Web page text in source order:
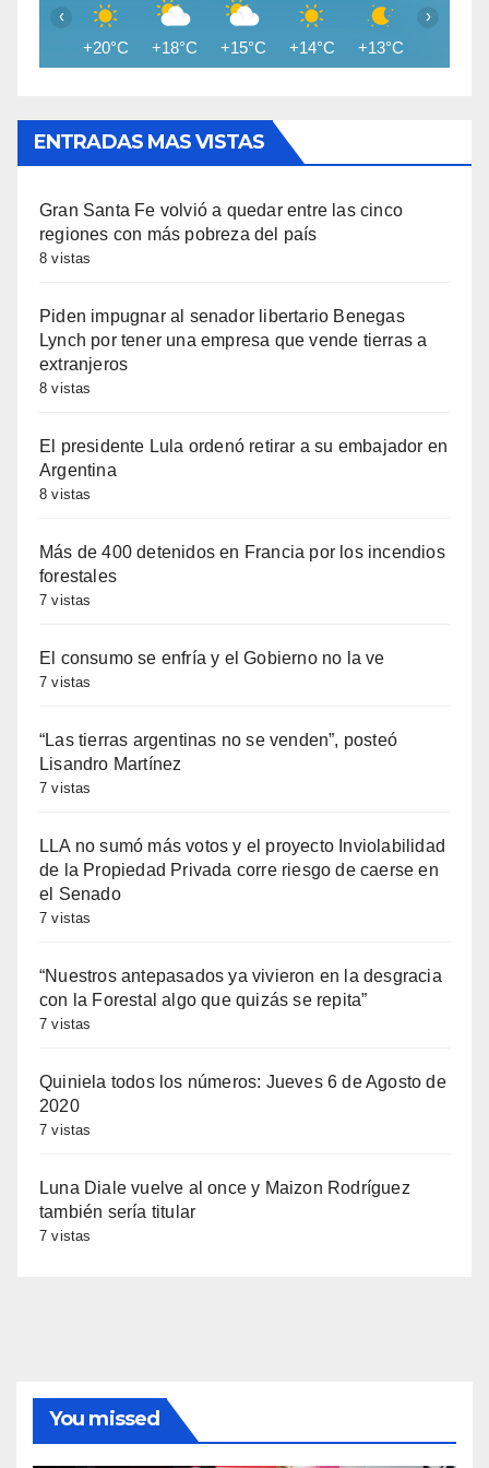
+20°C +18°C +15°C +14°C +13°C
‹ ›
ENTRADAS MAS VISTAS
Gran Santa Fe volvió a quedar entre las cinco
regiones con más pobreza del país
8 vistas
Piden impugnar al senador libertario Benegas
Lynch por tener una empresa que vende tierras a
extranjeros
8 vistas
El presidente Lula ordenó retirar a su embajador en
Argentina
8 vistas
Más de 400 detenidos en Francia por los incendios
forestales
7 vistas
El consumo se enfría y el Gobierno no la ve
7 vistas
“Las tierras argentinas no se venden”, posteó
Lisandro Martínez
7 vistas
LLA no sumó más votos y el proyecto Inviolabilidad
de la Propiedad Privada corre riesgo de caerse en
el Senado
7 vistas
“Nuestros antepasados ya vivieron en la desgracia
con la Forestal algo que quizás se repita”
7 vistas
Quiniela todos los números: Jueves 6 de Agosto de
2020
7 vistas
Luna Diale vuelve al once y Maizon Rodríguez
también sería titular
7 vistas
You missed